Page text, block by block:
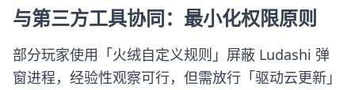
与第三方工具协同：最小化权限原则
部分玩家使用「火绒自定义规则」屏蔽 Ludashi 弹
窗进程，经验性观察可行，但需放行「驱动云更新」